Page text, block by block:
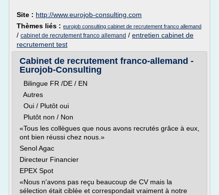
Site : http://www.eurojob-consulting.com
Thèmes liés : eurojob consulting cabinet de recrutement franco allemand
/ cabinet de recrutement franco allemand / entretien cabinet de
recrutement test
Cabinet de recrutement franco-allemand -
Eurojob-Consulting
Bilingue FR /DE / EN
Autres
Oui / Plutôt oui
Plutôt non / Non
«Tous les collègues que nous avons recrutés grâce à eux,
ont bien réussi chez nous.»
Senol Agac
Directeur Financier
EPEX Spot
«Nous n'avons pas reçu beaucoup de CV mais la
sélection était ciblée et correspondait vraiment à notre